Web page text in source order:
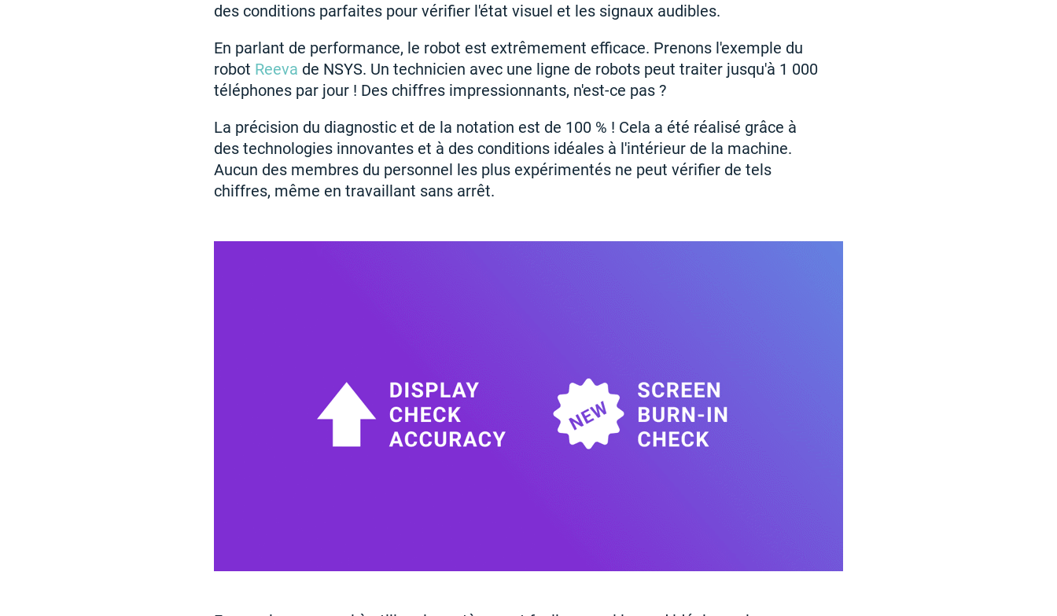
des conditions parfaites pour vérifier l'état visuel et les signaux audibles.
En parlant de performance, le robot est extrêmement efficace. Prenons l'exemple du
robot Reeva de NSYS. Un technicien avec une ligne de robots peut traiter jusqu'à 1 000
téléphones par jour ! Des chiffres impressionnants, n'est-ce pas ?
La précision du diagnostic et de la notation est de 100 % ! Cela a été réalisé grâce à
des technologies innovantes et à des conditions idéales à l'intérieur de la machine.
Aucun des membres du personnel les plus expérimentés ne peut vérifier de tels
chiffres, même en travaillant sans arrêt.